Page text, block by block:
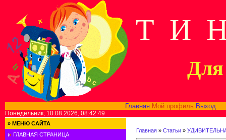
Т И
Для
Главная Мой профиль Выход
Понедельник, 10.08.2026, 08:42:49
» МЕНЮ САЙТА
ГЛАВНАЯ СТРАНИЦА
Главная » Статьи »